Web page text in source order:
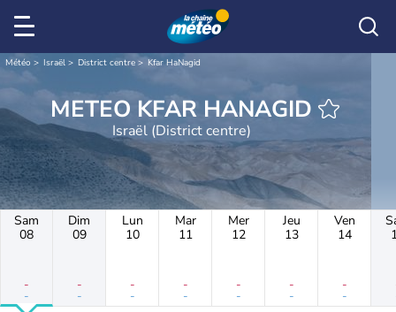
Météo Israël District centre Kfar HaNagid
METEO KFAR HANAGID
Israël (District centre)
Sam
08
-
-
Dim
09
-
-
Lun
10
-
-
Mar
11
-
-
Mer
12
-
-
Jeu
13
-
-
Ven
14
-
-